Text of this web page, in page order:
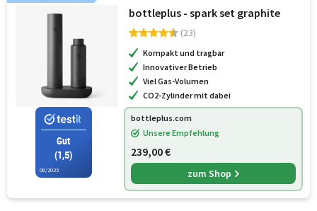
Gut
(1,5)
08/2025
bottleplus - spark set graphite
(23)
Kompakt und tragbar
Innovativer Betrieb
Viel Gas-Volumen
CO2-Zylinder mit dabei
bottleplus.com
Unsere Empfehlung
239,00 €
zum Shop